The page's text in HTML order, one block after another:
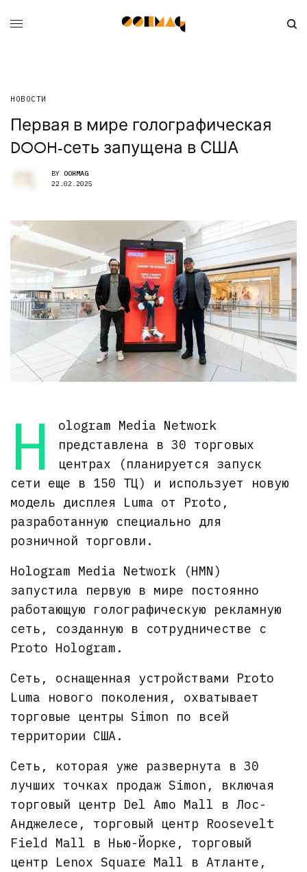
НОВОСТИ
Первая в мире голографическая
DOOH-сеть запущена в США
BY OOHMAG
22.02.2025
H
ologram Media Network
представлена в 30 торговых
центрах (планируется запуск
сети еще в 150 ТЦ) и использует новую
модель дисплея Luma от Proto,
разработанную специально для
розничной торговли.
Hologram Media Network (HMN)
запустила первую в мире постоянно
работающую голографическую рекламную
сеть, созданную в сотрудничестве с
Proto Hologram.
Сеть, оснащенная устройствами Proto
Luma нового поколения, охватывает
торговые центры Simon по всей
территории США.
Сеть, которая уже развернута в 30
лучших точках продаж Simon, включая
торговый центр Del Amo Mall в Лос-
Анджелесе, торговый центр Roosevelt
Field Mall в Нью-Йорке, торговый
центр Lenox Square Mall в Атланте,